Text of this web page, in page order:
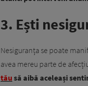
3. Ești
Nesiguranța se poate
avea mereu parte de
tău să aibă aceleași